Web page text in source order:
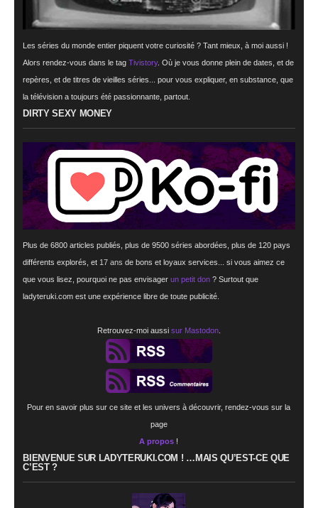
Les séries du monde entier piquent votre curiosité ? Tant mieux, à moi aussi !
Alors rendez-vous dans le tagTivistory. Où je vous donne plein de dates, et de
repères, et de titres de vieilles séries... pour vous expliquer, en substance, que
la télévision a toujours été passionnante, partout.
DIRTY SEXY MONEY
Plus de 6800 articles publiés, plus de 9500 séries abordées, plus de 120 pays
différents explorés, et 17 ans de bons et loyaux services... si vous aimez ce
que vous lisez, pourquoi ne pas envisagerun petit don ? Surtout que
ladyteruki.com est une expérience libre de toute publicité.
Retrouvez-moi aussi sur Mastodon.
Pour en savoir plus sur ce site et les univers à découvrir, rendez-vous sur la
page
A propos !
BIENVENUE SUR LADYTERUKI.COM ! …MAIS QU’EST-CE QUE
C’EST ?